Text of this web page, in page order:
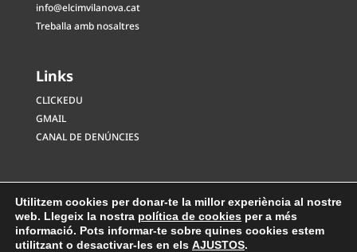
info@elcimvilanova.cat
Treballa amb nosaltres
Links
CLICKEDU
GMAIL
CANAL DE DENÚNCIES
Utilitzem cookies per donar-te la millor experiència al nostre
web. Llegeix la nostra política de cookies per a més
informació. Pots informar-te sobre quines cookies estem
utilitzant o desactivar-les en els AJUSTOS.